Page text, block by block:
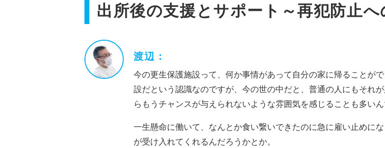
出所後の支援とサポート～再犯防止
渡辺：
今の更生保護施設って、何か事情があって自分の家に帰ることが
設だという認識なのですが、今の世の中だと、普通の人にもそれ
らもうチャンスが与えられないような雰囲気を感じることも多いん
一生懸命に働いて、なんとか食い繋いできたのに急に雇い止めに
が受け入れてくれるんだろうかとか。